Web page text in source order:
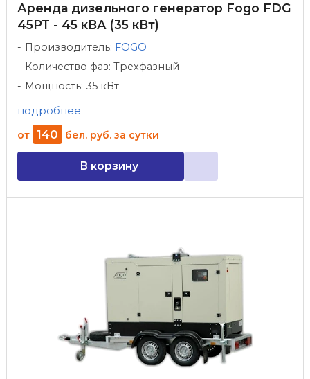
Аренда дизельного генератор Fogo FDG
45PT - 45 кВА (35 кВт)
Производитель: FOGO
Количество фаз: Трехфазный
Мощность: 35 кВт
подробнее
от 140 бел. руб. за сутки
В корзину